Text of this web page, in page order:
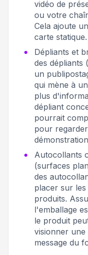
vidéo de
ou votre
Cela ajoute
carte statique.
Dépliants et
des dépliants
un
qui mène à
plus
dépliant
pourrait
pour
Autocollants
(surfaces
des
placer sur les
produits.
l'emballage
le produit
visionner
message du